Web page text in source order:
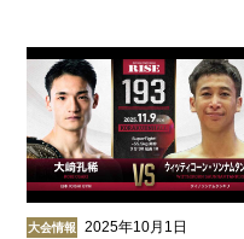
大会情報 2025年10月1日